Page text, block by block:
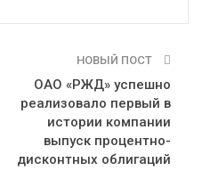
НОВЫЙ ПОСТ
ОАО «РЖД» успешно
реализовало первый в
истории компании
выпуск процентно-
дисконтных облигаций